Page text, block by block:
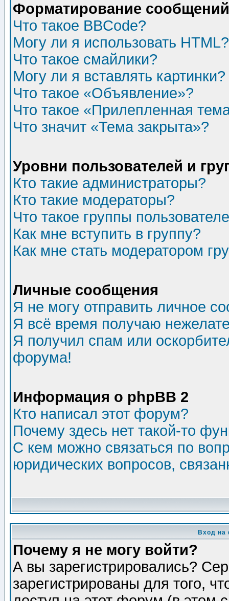
Форматирование
Что такое BBCode?
Могу ли я использовать HTML?
Что такое смайлики?
Могу ли я вставлять картинки?
Что такое «Объявление»?
Что такое «Прилепленная
Что значит «Тема закрыта»?
Уровни пользователей и
Кто такие администраторы?
Кто такие модераторы?
Что такое группы
Как мне вступить в группу?
Как мне стать модератором
Личные сообщения
Я не могу отправить личное
Я всё время получаю
Я получил спам или
форума!
Информация о phpBB 2
Кто написал этот форум?
Почему здесь нет такой-то
С кем можно связаться по
юридических вопросов,
Вход на
Почему я не могу войти?
А вы зарегистрировались?
зарегистрированы для того,